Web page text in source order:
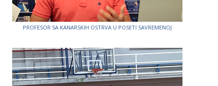
PROFESOR SA KANARSKIH OSTRVA U POSETI SAVREMENOJ